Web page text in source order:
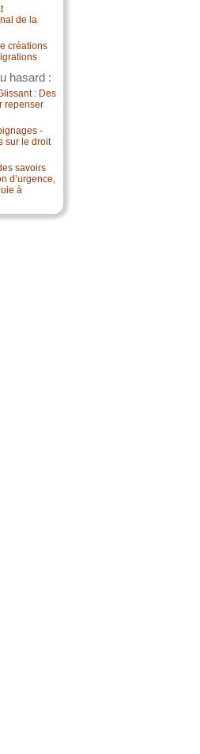
de la
créations
hasard :
: Des
repenser
-
sur le droit
savoirs
d’urgence,
à